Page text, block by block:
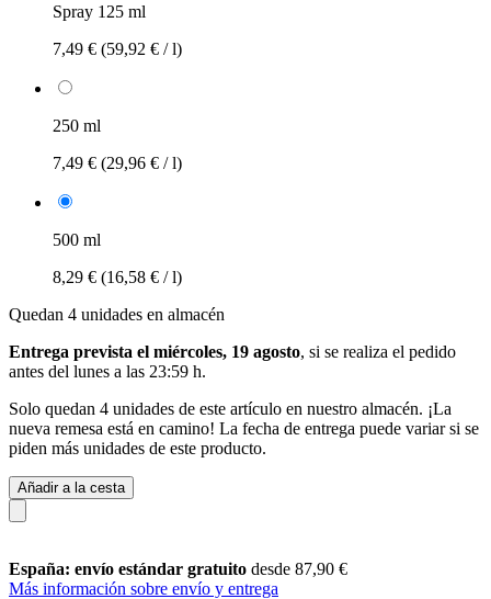
Spray 125 ml
7,49 € (59,92 € / l)
250 ml
7,49 € (29,96 € / l)
500 ml
8,29 € (16,58 € / l)
Quedan 4 unidades en almacén
Entrega prevista el miércoles, 19 agosto, si se realiza el pedido
antes del lunes a las 23:59 h.
Solo quedan 4 unidades de este artículo en nuestro almacén. ¡La
nueva remesa está en camino! La fecha de entrega puede variar si se
piden más unidades de este producto.
Añadir a la cesta
España: envío estándar gratuito desde 87,90 €
Más información sobre envío y entrega